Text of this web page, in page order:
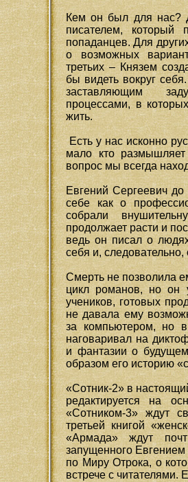
Кем он был для нас?
писателем, который
попаданцев. Для
о возможных
третьих – Князем
бы видеть вокруг
заставляющим
процессами, в
жить.
Есть у нас исконно
мало кто
вопрос мы всегда
Евгений Сергеевич
себе как о
собрали
продолжает расти и
ведь он писал о
себя и,
Смерть не позволила
цикл романов, но он
учеников, готовых
не давала ему
за компьютером, но
наговаривал на
и фантазии о
образом его историю
«Сотник-2» в
редактируется на
«Сотником-3» ждут
третьей книгой
«Армада» ждут
запущенного
по Миру Отрока, о
встрече с читателями.